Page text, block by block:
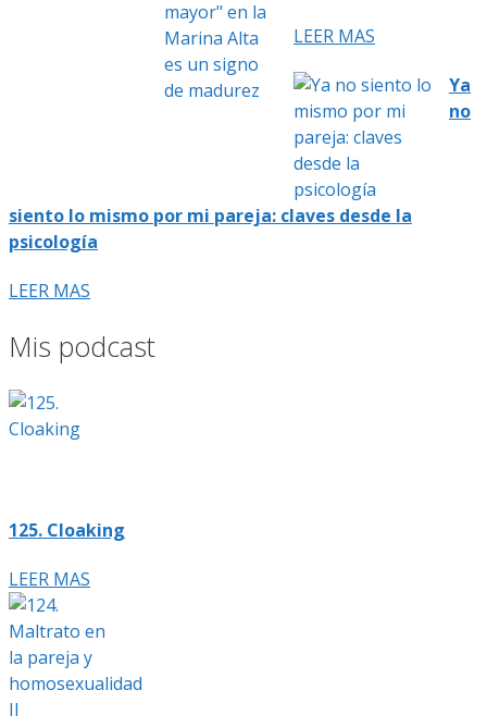
LEER MAS
Ya
no
siento lo mismo por mi pareja: claves desde la
psicología
LEER MAS
Mis podcast
125. Cloaking
LEER MAS